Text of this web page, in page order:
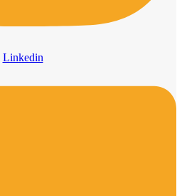
Linkedin